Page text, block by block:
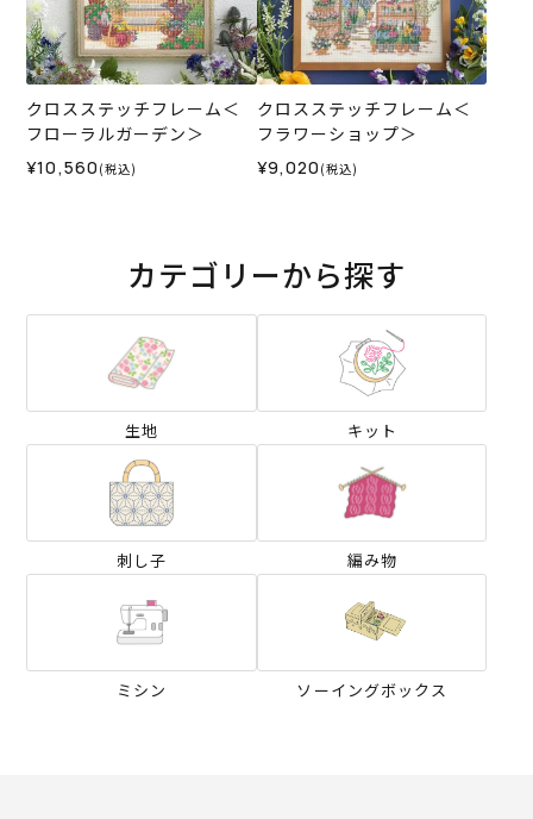
クロスステッチフレーム＜
フローラルガーデン＞
¥10,560 (税込)
クロスステッチフレーム＜
フラワーショップ＞
¥9,020 (税込)
カテゴリーから探す
生地 キット
刺し子 編み物
ミシン ソーイングボックス